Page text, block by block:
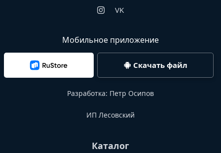
VK
Мобильное приложение
Скачать файл
Разработка: Петр Осипов
ИП Лесовский
Каталог